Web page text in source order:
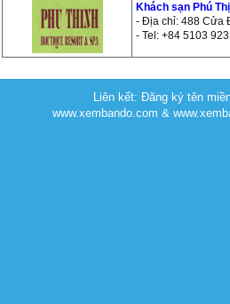
Khách sạn Phú
- Địa chỉ: 488 Cửa
- Tel: +84 5103
Liên kết:Đăng ký tên
www.xembando.com &